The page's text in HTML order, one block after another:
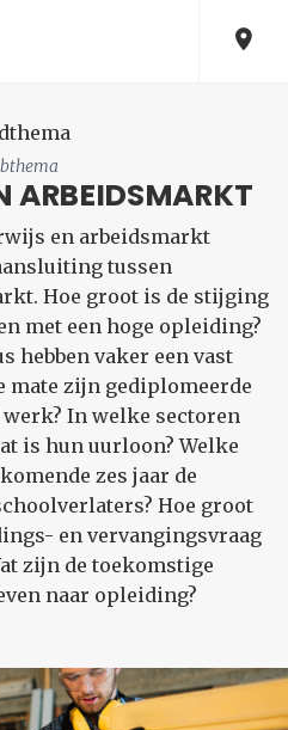
ARBEIDSMARKT
en arbeidsmarkt
tussen
Hoe groot is de stijging
met een hoge opleiding?
hebben vaker een vast
mate zijn gediplomeerde
In welke sectoren
is hun uurloon? Welke
zes jaar de
Hoe groot
en vervangingsvraag
zijn de toekomstige
naar opleiding?